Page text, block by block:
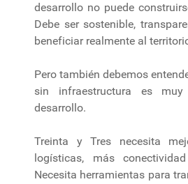
desarrollo no puede
Debe ser sostenible,
beneficiar realmente al
Pero también debemos
sin infraestructura es
desarrollo.
Treinta y Tres necesita
logísticas, más
Necesita herramientas para